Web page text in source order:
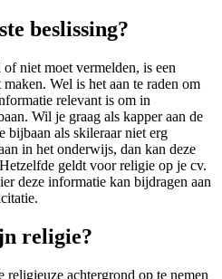
beslissing?
niet moet vermelden, is een
Wel is het aan te raden om
relevant is om in
Wil je graag als kapper aan de
bijbaan als skileraar niet erg
in het onderwijs, dan kan deze
geldt voor religie op je cv.
deze informatie kan bijdragen aan
religie?
religieuze achtergrond op te nemen